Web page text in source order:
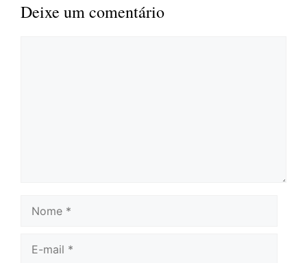
Deixe um comentário
Nome